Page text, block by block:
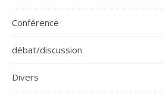
Conférence
débat/discussion
Divers